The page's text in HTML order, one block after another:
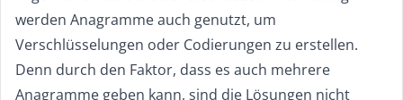
werden Anagramme auch genutzt, um
Verschlüsselungen oder Codierungen zu erstellen.
Denn durch den Faktor, dass es auch mehrere
Anagramme geben kann, sind die Lösungen nicht